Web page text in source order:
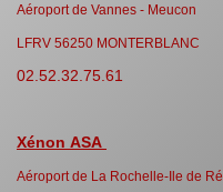
Aéroport de Vannes - Meucon
LFRV 56250 MONTERBLANC
02.52.32.75.61
Xénon ASA
Aéroport de La Rochelle-Ile de Ré,